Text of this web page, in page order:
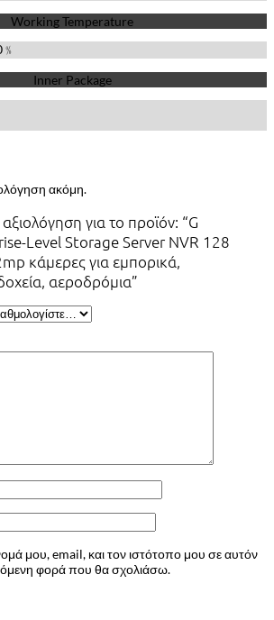
Working Temperature
Inner Package
ακόμη.
για το προϊόν: “G
Level Storage Server NVR 128
κάμερες για εμπορικά,
αεροδρόμια”
μου, email, και τον ιστότοπο μου σε αυτόν
φορά που θα σχολιάσω.